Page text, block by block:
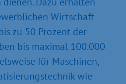
Wirtschaft
zu 50 Prozent der
bis maximal 100.000
für Maschinen,
wie